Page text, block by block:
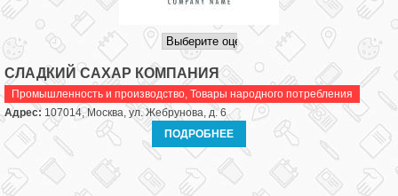
СЛАДКИЙ САХАР КОМПАНИЯ
Промышленность и производство, Товары народного потребления
Адрес: 107014, Москва, ул. Жебрунова, д. 6
ПОДРОБНЕЕ